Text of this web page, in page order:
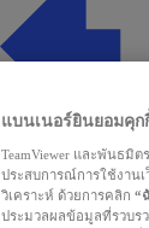
แบนเนอร์ยินยอมคุก
TeamViewer และพันธ
ประสบการณ์การใช้งาน
วิเคราะห์ ด้วยการคลิก “
ประมวลผลข้อมูลที่รวบ